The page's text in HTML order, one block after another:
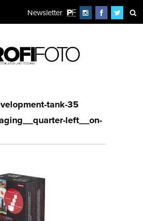
Newsletter
tank-35
left__on-